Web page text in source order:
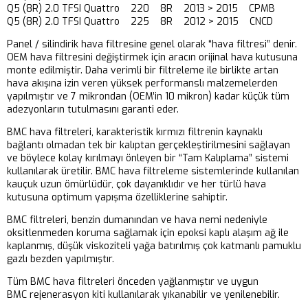
Q5 (8R) 2.0 TFSI Quattro 220 8R 2013 > 2015 CPMB
Q5 (8R) 2.0 TFSI Quattro 225 8R 2012 > 2015 CNCD
Panel / silindirik hava filtresine genel olarak “hava filtresi” denir.
OEM hava filtresini değiştirmek için aracın orijinal hava kutusuna
monte edilmiştir. Daha verimli bir filtreleme ile birlikte artan
hava akışına izin veren yüksek performanslı malzemelerden
yapılmıştır ve 7 mikrondan (OEM’in 10 mikron) kadar küçük tüm
adezyonların tutulmasını garanti eder.
BMC hava filtreleri, karakteristik kırmızı filtrenin kaynaklı
bağlantı olmadan tek bir kalıptan gerçekleştirilmesini sağlayan
ve böylece kolay kırılmayı önleyen bir “Tam Kalıplama” sistemi
kullanılarak üretilir. BMC hava filtreleme sistemlerinde kullanılan
kauçuk uzun ömürlüdür, çok dayanıklıdır ve her türlü hava
kutusuna optimum yapışma özelliklerine sahiptir.
BMC filtreleri, benzin dumanından ve hava nemi nedeniyle
oksitlenmeden koruma sağlamak için epoksi kaplı alaşım ağ ile
kaplanmış, düşük viskoziteli yağa batırılmış çok katmanlı pamuklu
gazlı bezden yapılmıştır.
Tüm BMC hava filtreleri önceden yağlanmıştır ve uygun
BMC rejenerasyon kiti kullanılarak yıkanabilir ve yenilenebilir.